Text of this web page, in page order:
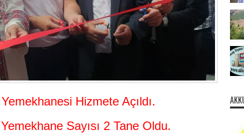
Hizmete Açıldı.
Sayısı 2 Tane Oldu.